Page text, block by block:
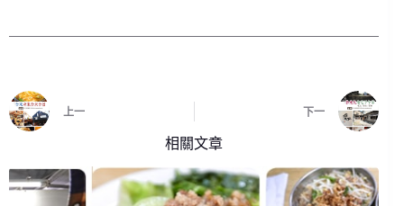
上一 下一
相關文章